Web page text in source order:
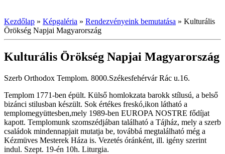
Kezdőlap » Képgaléria » Rendezvényeink bemutatása » Kulturális
Örökség Napjai Magyarország
Kulturális Örökség Napjai Magyarország
Szerb Orthodox Templom. 8000.Székesfehérvár Rác u.16.
Templom 1771-ben épült. Külső homlokzata barokk stílusú, a belső
bizánci stilusban készült. Sok értékes freskó,ikon látható a
templomegyüttesben,mely 1989-ben EUROPA NOSTRE fődíjat
kapott. Templomunk szomszédjában található a Tájház, mely a szerb
családok mindennapjait mutatja be, továbbá megtalálható még a
Kézmüves Mesterek Háza is. Vezetés óránként, ill. igény szerint
indul. Szept. 19-én 10h. Liturgia.